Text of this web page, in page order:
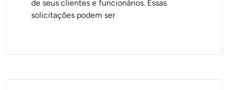
de seus clientes e funcionários. Essas
solicitações podem ser